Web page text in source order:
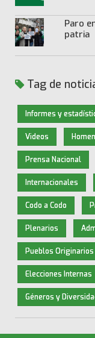
Paro
patria
Tag de
Informes y
Videos
Prensa Nacional
Internacionales
Codo a Codo
Plenarios
Pueblos Originarios
Elecciones Internas
Géneros y